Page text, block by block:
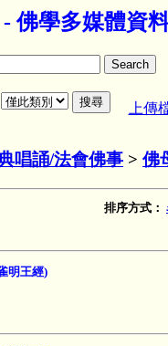
佛學多媒體資
上傳
唱誦/法會佛事 > 佛
排序方式：
明王經)